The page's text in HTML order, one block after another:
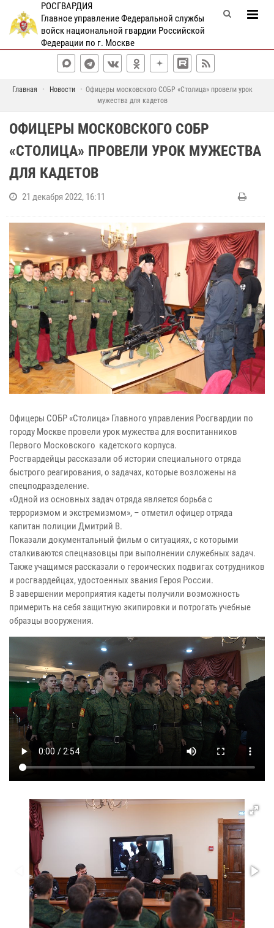
РОСГВАРДИЯ
Главное управление Федеральной службы
войск национальной гвардии Российской
Федерации по г. Москве
Главная Новости
Офицеры московского СОБР «Столица» провели урок
мужества для кадетов
ОФИЦЕРЫ МОСКОВСКОГО СОБР
«СТОЛИЦА» ПРОВЕЛИ УРОК МУЖЕСТВА
ДЛЯ КАДЕТОВ
21 декабря 2022, 16:11
Офицеры СОБР «Столица» Главного управления Росгвардии по
городу Москве провели урок мужества для воспитанников
Первого Московского кадетского корпуса.
Росгвардейцы рассказали об истории специального отряда
быстрого реагирования, о задачах, которые возложены на
спецподразделение.
«Одной из основных задач отряда является борьба с
терроризмом и экстремизмом», – отметил офицер отряда
капитан полиции Дмитрий В.
Показали документальный фильм о ситуациях, с которыми
сталкиваются спецназовцы при выполнении служебных задач.
Также учащимся рассказали о героических подвигах сотрудников
и росгвардейцах, удостоенных звания Героя России.
В завершении мероприятия кадеты получили возможность
примерить на себя защитную экипировки и потрогать учебные
образцы вооружения.